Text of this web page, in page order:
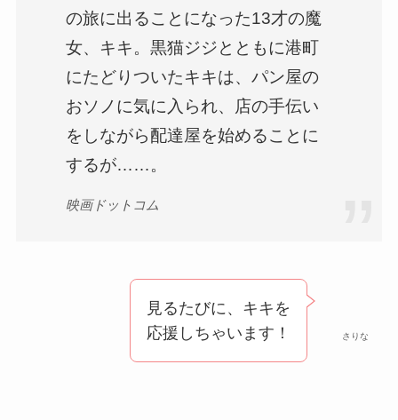
の旅に出ることになった13才の魔
女、キキ。黒猫ジジとともに港町
にたどりついたキキは、パン屋の
おソノに気に入られ、店の手伝い
をしながら配達屋を始めることに
するが……。
映画ドットコム
さりな
見るたびに、キキを
応援しちゃいます！